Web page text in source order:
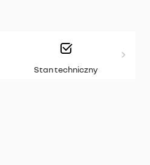
Stan techniczny